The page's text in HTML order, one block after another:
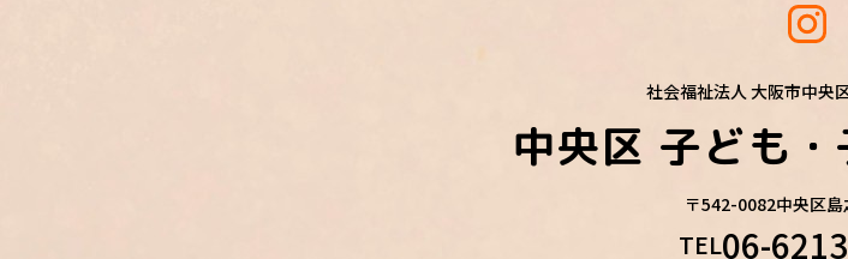
社会福祉法人 大阪市中央
中央区 子ども
〒542-0082中央区
TEL06-